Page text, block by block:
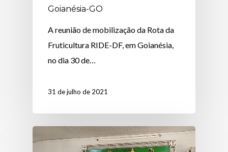
Goianésia-GO
A reunião de mobilização da Rota da
Fruticultura RIDE-DF, em Goianésia,
no dia 30 de…
31 de julho de 2021